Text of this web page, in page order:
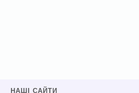
НАШІ САЙТИ